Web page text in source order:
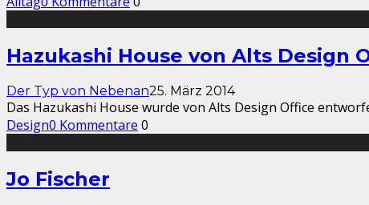
Hazukashi House von Alts Design
Der Typ von Nebenan25. März 2014
Das Hazukashi House wurde von Alts Design Office
Design0 Kommentare 0
Jo Fischer